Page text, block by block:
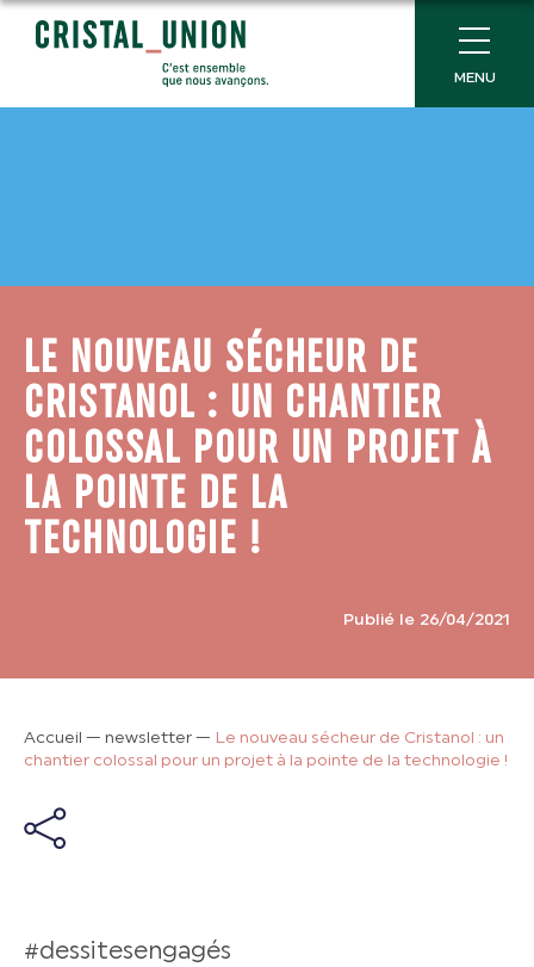
MENU
LE NOUVEAU SÉCHEUR DE
CRISTANOL : UN CHANTIER
COLOSSAL POUR UN PROJET À
LA POINTE DE LA
TECHNOLOGIE !
Publié le 26/04/2021
Accueil — newsletter— Le nouveau sécheur de Cristanol : un
chantier colossal pour un projet à la pointe de la technologie !
#dessitesengagés